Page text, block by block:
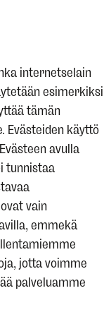
internetselain
esimerkiksi
tämän
Evästeiden käyttö
avulla
tunnistaa
vain
emmekä
jotta voimme
palveluamme